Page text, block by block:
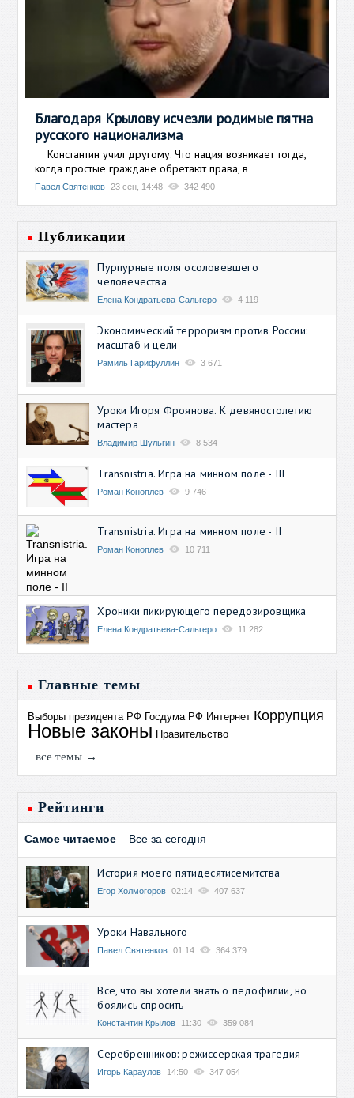
Благодаря Крылову исчезли родимые пятна
русского национализма
Константин учил другому. Что нация возникает тогда,
когда простые граждане обретают права, в
Павел Святенков 23 сен, 14:48 342 490
Публикации
Пурпурные поля осоловевшего
человечества
Елена Кондратьева-Сальгеро 4 119
Экономический терроризм против России:
масштаб и цели
Рамиль Гарифуллин 3 671
Уроки Игоря Фроянова. К девяностолетию
мастера
Владимир Шульгин 8 534
Transnistria. Игра на минном поле - III
Роман Коноплев 9 746
Transnistria. Игра на минном поле - II
Роман Коноплев 10 711
Хроники пикирующего передозировщика
Елена Кондратьева-Сальгеро 11 282
Главные темы
Выборы президента РФ Госдума РФ Интернет Коррупция
Новые законы Правительство
все темы →
Рейтинги
Самое читаемое Все за сегодня
История моего пятидесятисемитства
Егор Холмогоров 02:14 407 637
Уроки Навального
Павел Святенков 01:14 364 379
Всё, что вы хотели знать о педофилии, но
боялись спросить
Константин Крылов 11:30 359 084
Серебренников: режиссерская трагедия
Игорь Караулов 14:50 347 054